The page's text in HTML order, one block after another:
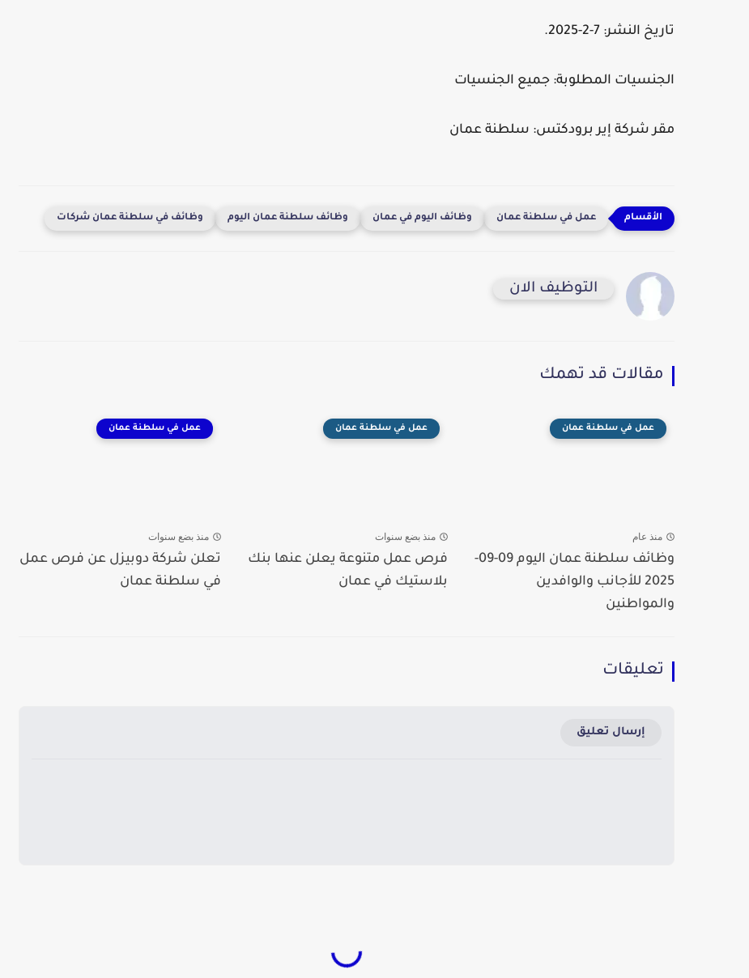
تاريخ النشر:
الجنسيات المطلوبة: جميع الجنسيات
مقر شركة إير برودكتس: سلطنة عمان
عمل في سلطنة عمان وظائف اليوم في عمان وظائف سلطنة عمان اليوم وظائف في سلطنة عمان شركات
التوظيف الان
مقالات قد تهمك
عمل في سلطنة عمان
منذ عام
وظائف سلطنة عمان اليوم 09-09-
2025 للأجانب والوافدين
والمواطنين
عمل في سلطنة عمان
منذ بضع سنوات
فرص عمل متنوعة يعلن عنها بنك
بلاستيك في عمان
عمل في سلطنة عمان
منذ بضع سنوات
تعلن شركة دوبيزل عن فرص عمل
في سلطنة عمان
تعليقات
إرسال تعليق